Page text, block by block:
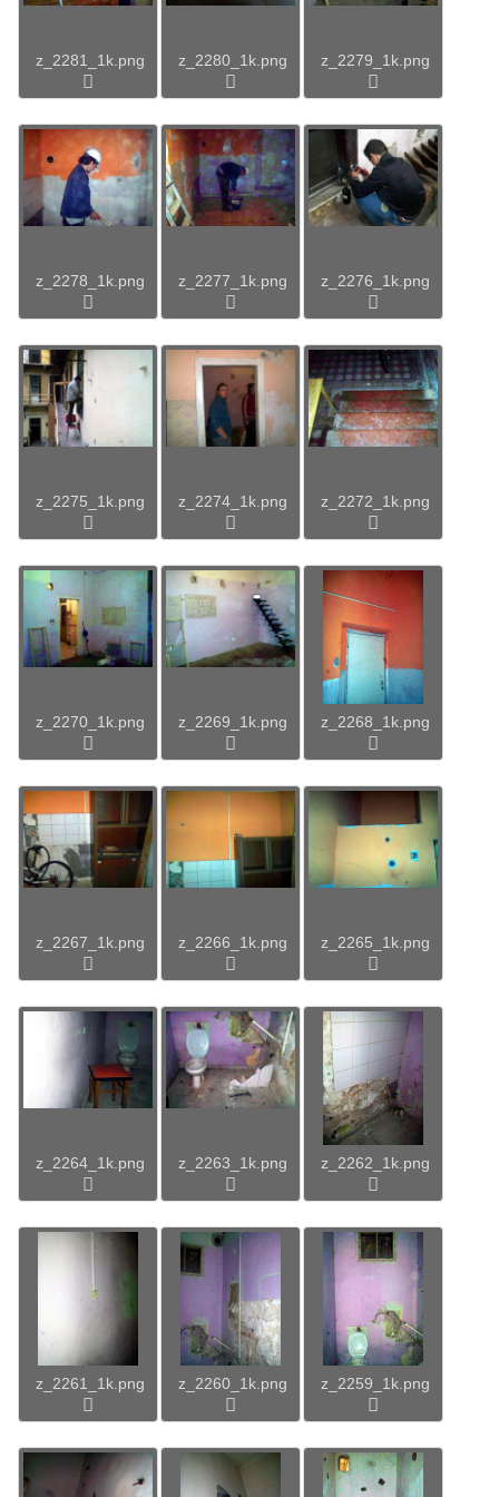
z_2281_1k.png z_2280_1k.png z_2279_1k.png
z_2278_1k.png z_2277_1k.png z_2276_1k.png
z_2275_1k.png z_2274_1k.png z_2272_1k.png
z_2270_1k.png z_2269_1k.png z_2268_1k.png
z_2267_1k.png z_2266_1k.png z_2265_1k.png
z_2264_1k.png z_2263_1k.png z_2262_1k.png
z_2261_1k.png z_2260_1k.png z_2259_1k.png